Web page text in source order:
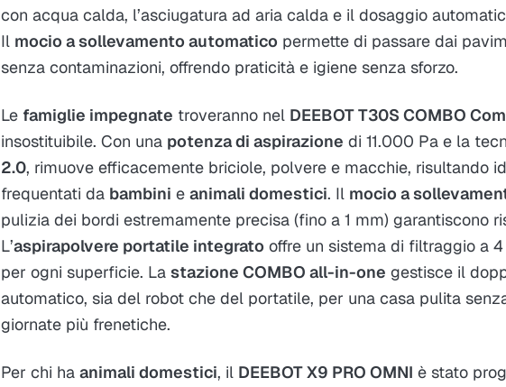
con acqua calda, l’asciugatura ad aria calda e il dosaggio
Il mocio a sollevamento automatico permette di passare dai
senza contaminazioni, offrendo praticità e igiene senza sforzo.
Le famiglie impegnate troveranno nel DEEBOT T30S COMBO
insostituibile. Con una potenza di aspirazione di 11.000 Pa e la
2.0, rimuove efficacemente briciole, polvere e macchie, risultando
frequentati da bambini e animali domestici. Il mocio a
pulizia dei bordi estremamente precisa (fino a 1 mm) garantiscono
L’aspirapolvere portatile integrato offre un sistema di filtraggio a
per ogni superficie. La stazione COMBO all-in-one gestisce il
automatico, sia del robot che del portatile, per una casa pulita
giornate più frenetiche.
Per chi ha animali domestici, il DEEBOT X9 PRO OMNI è stato